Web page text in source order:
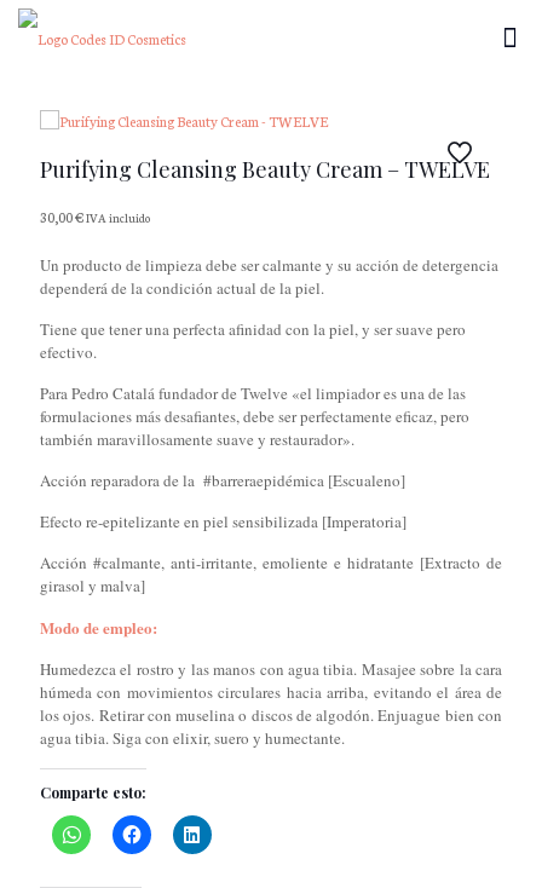
Purifying Cleansing Beauty Cream – TWELVE
30,00€IVA incluido
Un producto de limpieza debe ser calmante y su acción de detergencia
dependerá de la condición actual de la piel.
Tiene que tener una perfecta afinidad con la piel, y ser suave pero
efectivo.
Para Pedro Catalá fundador de Twelve «el limpiador es una de las
formulaciones más desafiantes, debe ser perfectamente eficaz, pero
también maravillosamente suave y restaurador».
Acción reparadora de la #barreraepidémica [Escualeno]
Efecto re-epitelizante en piel sensibilizada [Imperatoria]
Acción #calmante, anti-irritante, emoliente e hidratante [Extracto de
girasol y malva]
Modo de empleo:
Humedezca el rostro y las manos con agua tibia. Masajee sobre la cara
húmeda con movimientos circulares hacia arriba, evitando el área de
los ojos. Retirar con muselina o discos de algodón. Enjuague bien con
agua tibia. Siga con elixir, suero y humectante.
Comparte esto: